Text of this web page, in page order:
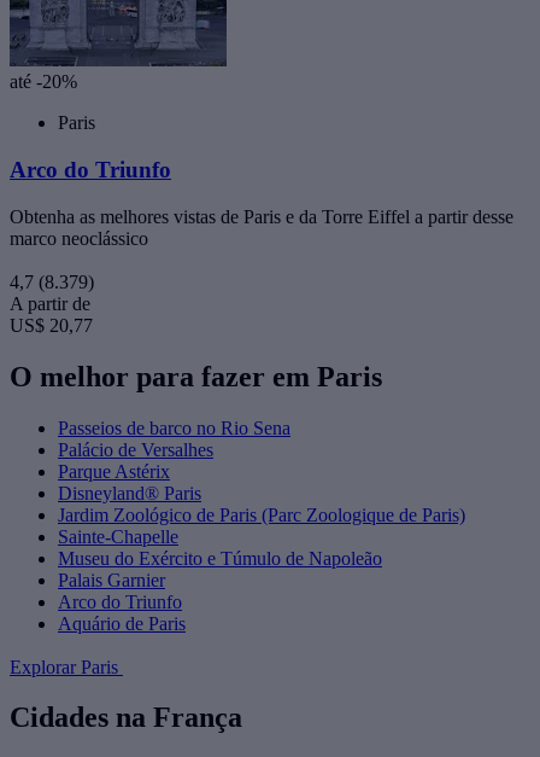
até -20%
Paris
Arco do Triunfo
Obtenha as melhores vistas de Paris e da Torre Eiffel a partir desse
marco neoclássico
4,7 (8.379)
A partir de
US$ 20,77
O melhor para fazer em Paris
Passeios de barco no Rio Sena
Palácio de Versalhes
Parque Astérix
Disneyland® Paris
Jardim Zoológico de Paris (Parc Zoologique de Paris)
Sainte-Chapelle
Museu do Exército e Túmulo de Napoleão
Palais Garnier
Arco do Triunfo
Aquário de Paris
Explorar Paris
Cidades na França